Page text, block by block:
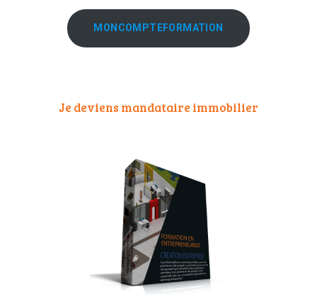
MONCOMPTEFORMATION
Je deviens mandataire immobilier